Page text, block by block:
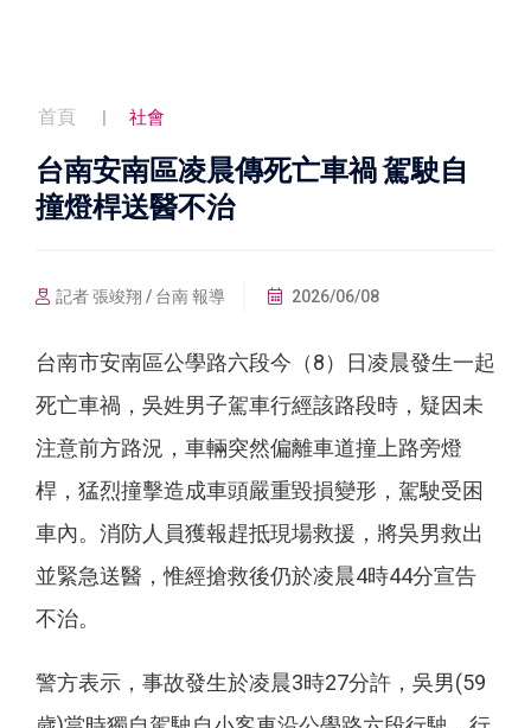
首頁 社會
台南安南區凌晨傳死亡車禍 駕駛自
撞燈桿送醫不治
記者 張竣翔 / 台南 報導 2026/06/08
台南市安南區公學路六段今（8）日凌晨發生一起
死亡車禍，吳姓男子駕車行經該路段時，疑因未
注意前方路況，車輛突然偏離車道撞上路旁燈
桿，猛烈撞擊造成車頭嚴重毀損變形，駕駛受困
車內。消防人員獲報趕抵現場救援，將吳男救出
並緊急送醫，惟經搶救後仍於凌晨4時44分宣告
不治。
警方表示，事故發生於凌晨3時27分許，吳男(59